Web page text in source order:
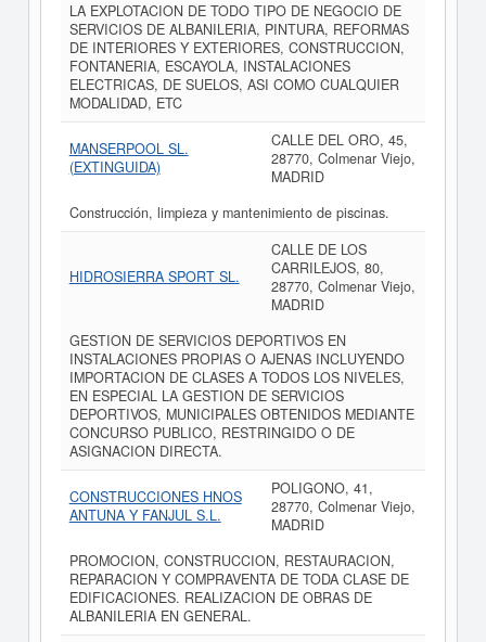
LA EXPLOTACION DE TODO TIPO DE NEGOCIO DE
SERVICIOS DE ALBANILERIA, PINTURA, REFORMAS
DE INTERIORES Y EXTERIORES, CONSTRUCCION,
FONTANERIA, ESCAYOLA, INSTALACIONES
ELECTRICAS, DE SUELOS, ASI COMO CUALQUIER
MODALIDAD, ETC
MANSERPOOL SL.
(EXTINGUIDA)
CALLE DEL ORO, 45,
28770, Colmenar Viejo,
MADRID
Construcción, limpieza y mantenimiento de piscinas.
HIDROSIERRA SPORT SL.
CALLE DE LOS
CARRILEJOS, 80,
28770, Colmenar Viejo,
MADRID
GESTION DE SERVICIOS DEPORTIVOS EN
INSTALACIONES PROPIAS O AJENAS INCLUYENDO
IMPORTACION DE CLASES A TODOS LOS NIVELES,
EN ESPECIAL LA GESTION DE SERVICIOS
DEPORTIVOS, MUNICIPALES OBTENIDOS MEDIANTE
CONCURSO PUBLICO, RESTRINGIDO O DE
ASIGNACION DIRECTA.
CONSTRUCCIONES HNOS
ANTUNA Y FANJUL S.L.
POLIGONO, 41,
28770, Colmenar Viejo,
MADRID
PROMOCION, CONSTRUCCION, RESTAURACION,
REPARACION Y COMPRAVENTA DE TODA CLASE DE
EDIFICACIONES. REALIZACION DE OBRAS DE
ALBANILERIA EN GENERAL.